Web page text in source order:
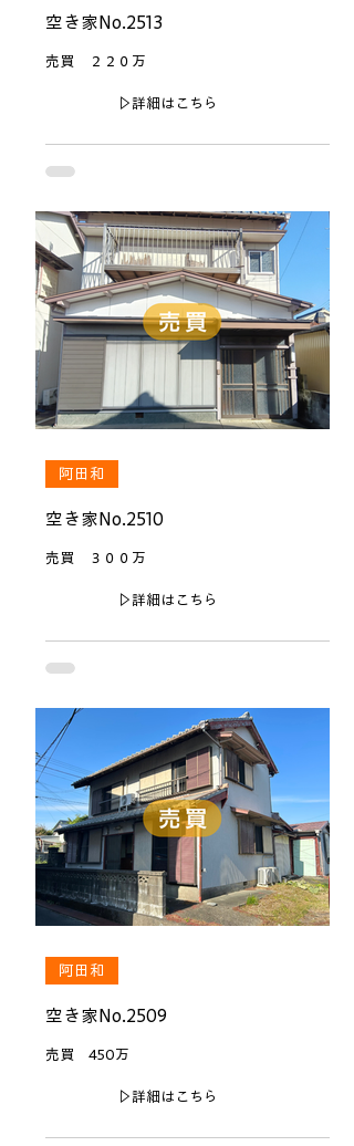
空き家No.2513
売買 ２２０万
▷詳細はこちら
空き家No.2510
売買 ３００万
▷詳細はこちら
阿田和
空き家No.2509
売買 450万
▷詳細はこちら
阿田和